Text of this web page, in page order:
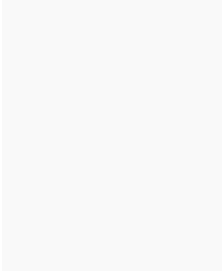
na